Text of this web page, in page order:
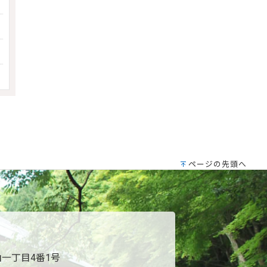
ページの先頭へ
丁目4番1号